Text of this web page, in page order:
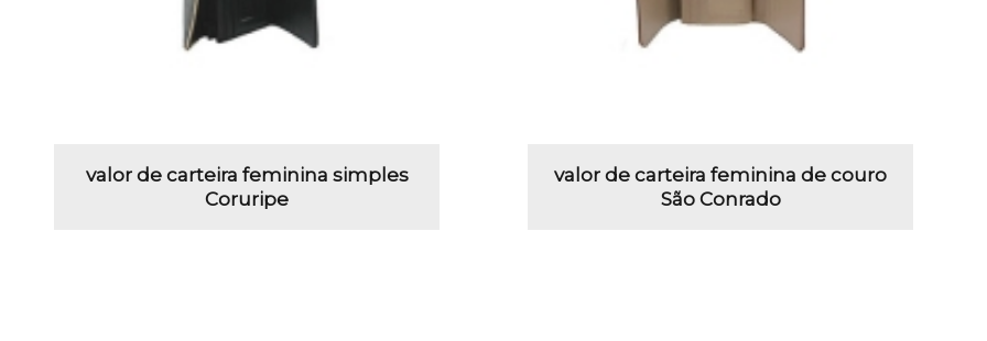
valor de carteira feminina simples
Coruripe
valor de carteira feminina de couro
São Conrado